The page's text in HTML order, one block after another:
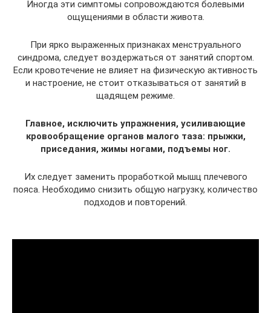
Иногда эти симптомы сопровождаются болевыми
ощущениями в области живота.
При ярко выраженных признаках менструального
синдрома, следует воздержаться от занятий спортом.
Если кровотечение не влияет на физическую активность
и настроение, не стоит отказываться от занятий в
щадящем режиме.
Главное, исключить упражнения, усиливающие
кровообращение органов малого таза: прыжки,
приседания, жимы ногами, подъемы ног.
Их следует заменить проработкой мышц плечевого
пояса. Необходимо снизить общую нагрузку, количество
подходов и повторений.